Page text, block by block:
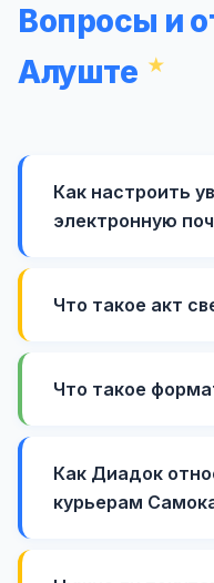
Вопросы и
Алуште
Как настроить
электронную
Что такое акт
Что такое
Как Диадок
курьерам